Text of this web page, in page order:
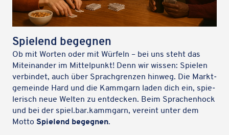
Spie­lend begegnen
Ob mit Worten oder mit Würfeln – bei uns steht das
Mitein­an­der im Mittel­punkt! Denn wir wissen: Spielen
verbin­det, auch über Sprach­gren­zen hinweg. Die Markt­
ge­meinde Hard und die Kamm­garn laden dich ein, spie­
le­risch neue Welten zu entde­cken. Beim Spra­chen­hock
und bei der spiel.bar.kammgarn, vereint unter dem
Motto Spie­lend begeg­nen.